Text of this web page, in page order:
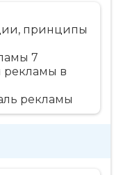
принципы
7
рекламы в
рекламы
18